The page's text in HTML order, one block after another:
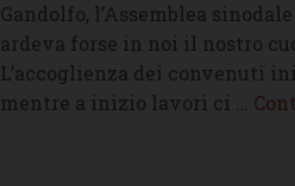
Gandolfo, l’Assemblea
ardeva forse in noi il nostro
L’accoglienza dei convenuti
mentre a inizio lavori ci …